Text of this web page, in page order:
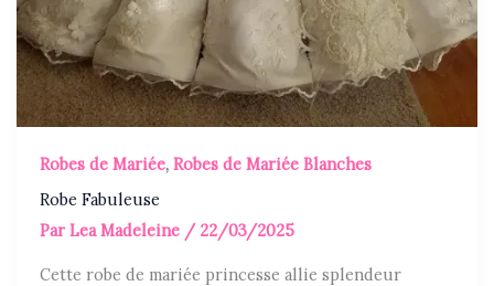
Robes de Mariée,Robes de Mariée Blanches
Robe Fabuleuse
ParLea Madeleine / 22/03/2025
Cette robe de mariée princesse allie splendeur